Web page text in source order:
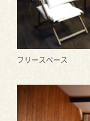
フリースペース